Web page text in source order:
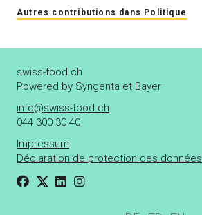
Autres contributions dans Politique
swiss-food.ch
Powered by Syngenta et Bayer
info@swiss-food.ch
044 300 30 40
Impressum
Déclaration de protection des données